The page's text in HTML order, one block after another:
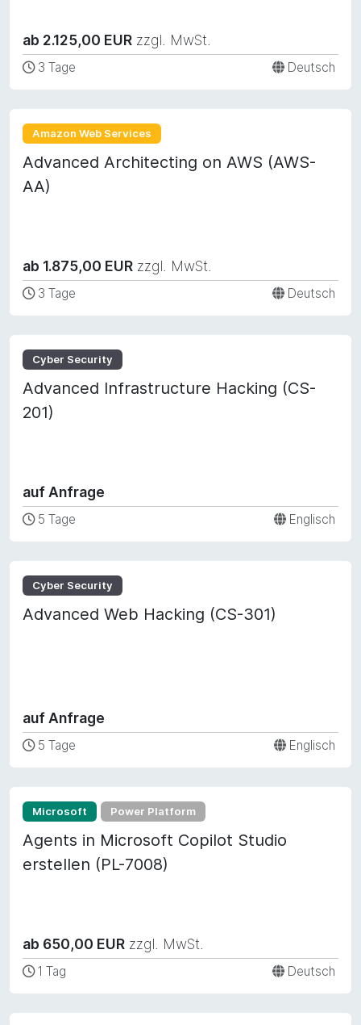
ab 2.125,00 EUR zzgl. MwSt.
3 Tage Deutsch
Amazon Web Services
Advanced Architecting on AWS (AWS-
AA)
ab 1.875,00 EUR zzgl. MwSt.
3 Tage Deutsch
Cyber Security
Advanced Infrastructure Hacking (CS-
201)
auf Anfrage
5 Tage Englisch
Cyber Security
Advanced Web Hacking (CS-301)
auf Anfrage
5 Tage Englisch
Microsoft Power Platform
Agents in Microsoft Copilot Studio
erstellen (PL-7008)
ab 650,00 EUR zzgl. MwSt.
1 Tag Deutsch